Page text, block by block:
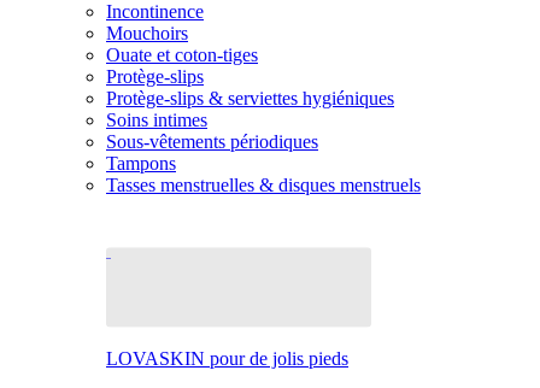
Incontinence
Mouchoirs
Ouate et coton-tiges
Protège-slips
Protège-slips & serviettes hygiéniques
Soins intimes
Sous-vêtements périodiques
Tampons
Tasses menstruelles & disques menstruels
LOVASKIN pour de jolis pieds